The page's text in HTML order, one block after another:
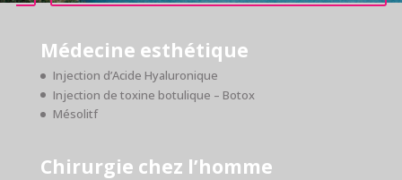
Médecine esthétique
Injection d’Acide Hyaluronique
Injection de toxine botulique – Botox
Mésolitf
Chirurgie chez l’homme